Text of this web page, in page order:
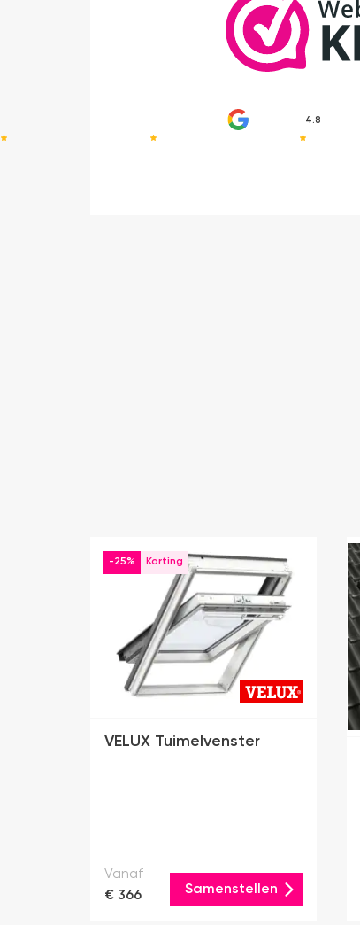
4.8
-25%
VELUX Tuimelvenster
Vanaf
€ 366
Samenstellen